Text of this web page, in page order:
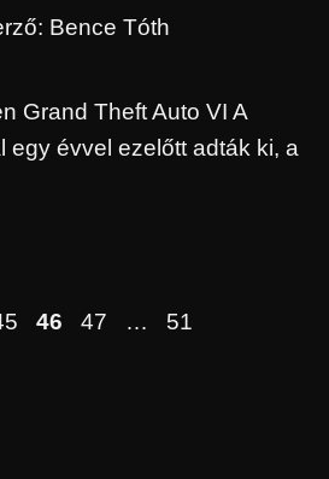
Bence Tóth
Grand Theft Auto VI A
egy évvel ezelőtt adták ki, a
Oldal
46 Oldal
47 … Oldal
51